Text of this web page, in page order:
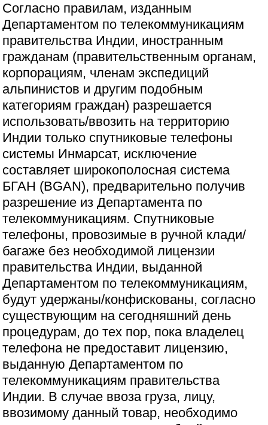
Согласно правилам, изданным
Департаментом по телекоммуникациям
правительства Индии, иностранным
гражданам (правительственным органам,
корпорациям, членам экспедиций
альпинистов и другим подобным
категориям граждан) разрешается
использовать/ввозить на территорию
Индии только спутниковые телефоны
системы Инмарсат, исключение
составляет широкополосная система
БГАН (BGAN), предварительно получив
разрешение из Департамента по
телекоммуникациям. Спутниковые
телефоны, провозимые в ручной клади/
багаже без необходимой лицензии
правительства Индии, выданной
Департаментом по телекоммуникациям,
будут удержаны/конфискованы, согласно
существующим на сегодняшний день
процедурам, до тех пор, пока владелец
телефона не предоставит лицензию,
выданную Департаментом по
телекоммуникациям правительства
Индии. В случае ввоза груза, лицу,
ввозимому данный товар, необходимо